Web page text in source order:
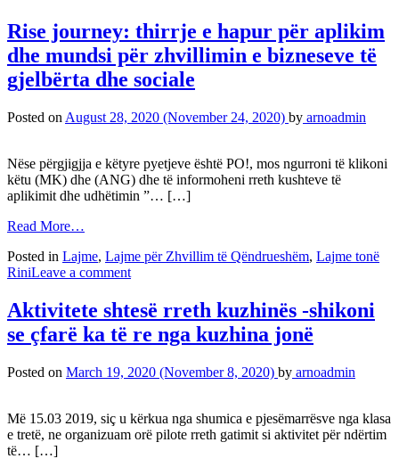
Rise journey: thirrje e hapur për aplikim
dhe mundsi për zhvillimin e bizneseve të
gjelbërta dhe sociale
Posted on August 28, 2020 (November 24, 2020) by arnoadmin
Nëse përgjigjja e këtyre pyetjeve është PO!, mos ngurroni të klikoni
këtu (MK) dhe (ANG) dhe të informoheni rreth kushteve të
aplikimit dhe udhëtimin ”… […]
Read More…
Posted in Lajme, Lajme për Zhvillim të Qëndrueshëm, Lajme tonë
RiniLeave a comment
Aktivitete shtesë rreth kuzhinës -shikoni
se çfarë ka të re nga kuzhina jonë
Posted on March 19, 2020 (November 8, 2020) by arnoadmin
Më 15.03 2019, siç u kërkua nga shumica e pjesëmarrësve nga klasa
e tretë, ne organizuam orë pilote rreth gatimit si aktivitet për ndërtim
të… […]